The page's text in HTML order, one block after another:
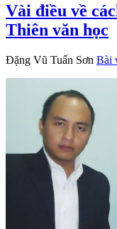
Vài điều về
Thiên văn học
Đặng Vũ Tuấn Sơn Bài